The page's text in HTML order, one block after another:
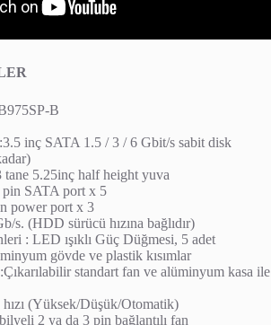
B
inç SATA 1.5 / 3 / 6 Gbit/s sabit disk
5.25inç half height yuva
SATA port x 5
power port x 3
s. (HDD sürücü hızına bağlıdır)
: LED ışıklı Güç Düğmesi, 5 adet
gövde ve plastik kısımlar
standart fan ve alüminyum kasa ile
(Yüksek/Düşük/Otomatik)
2 ya da 3 pin bağlantılı fan